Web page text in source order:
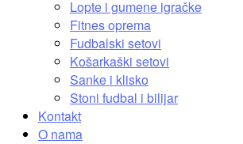
Lopte i gumene igračke
Fitnes oprema
Fudbalski setovi
Košarkaški setovi
Sanke i klisko
Stoni fudbal i bilijar
Kontakt
O nama